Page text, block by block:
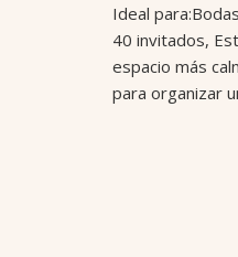
Ideal
40 invitados,
espacio más
para organizar